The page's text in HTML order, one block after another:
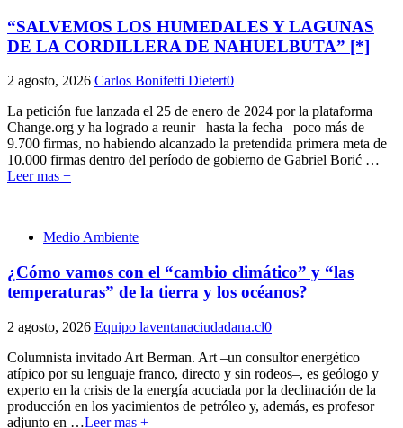
“SALVEMOS LOS HUMEDALES Y LAGUNAS
DE LA CORDILLERA DE NAHUELBUTA” [*]
2 agosto, 2026 Carlos Bonifetti Dietert0
La petición fue lanzada el 25 de enero de 2024 por la plataforma
Change.org y ha logrado a reunir –hasta la fecha– poco más de
9.700 firmas, no habiendo alcanzado la pretendida primera meta de
10.000 firmas dentro del período de gobierno de Gabriel Borić …
Leer mas +
Medio Ambiente
¿Cómo vamos con el “cambio climático” y “las
temperaturas” de la tierra y los océanos?
2 agosto, 2026 Equipo laventanaciudadana.cl0
Columnista invitado Art Berman. Art –un consultor energético
atípico por su lenguaje franco, directo y sin rodeos–, es geólogo y
experto en la crisis de la energía acuciada por la declinación de la
producción en los yacimientos de petróleo y, además, es profesor
adjunto en …Leer mas +